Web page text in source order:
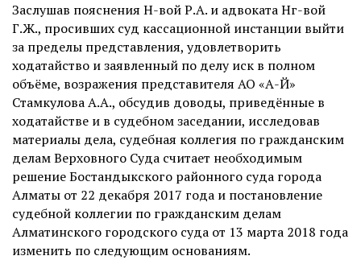
Заслушав пояснения Н-вой Р.А. и адвоката Нг-вой
Г.Ж., просивших суд кассационной инстанции выйти
за пределы представления, удовлетворить
ходатайство и заявленный по делу иск в полном
объёме, возражения представителя АО «А-Й»
Стамкулова А.А., обсудив доводы, приведённые в
ходатайстве и в судебном заседании, исследовав
материалы дела, судебная коллегия по гражданским
делам Верховного Суда считает необходимым
решение Бостандыкского районного суда города
Алматы от 22 декабря 2017 года и постановление
судебной коллегии по гражданским делам
Алматинского городского суда от 13 марта 2018 года
изменить по следующим основаниям.